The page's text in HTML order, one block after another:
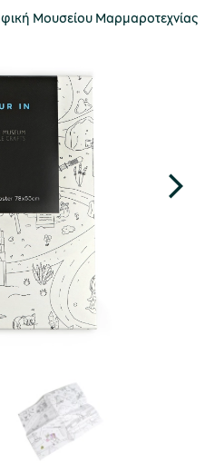
Μουσείου Μαρμαροτεχνίας